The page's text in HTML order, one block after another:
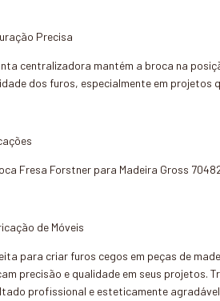
Precisa
centralizadora mantém a broca na
dos furos, especialmente em projetos
Fresa Forstner para Madeira Gross
de Móveis
para criar furos cegos em peças de
precisão e qualidade em seus projetos.
profissional e esteticamente